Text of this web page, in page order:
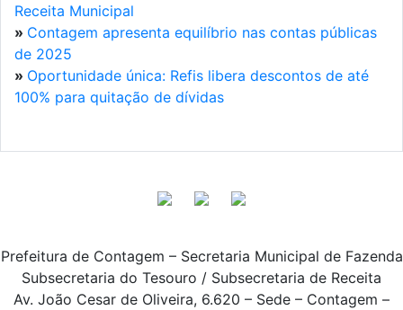
Receita Municipal
» Contagem apresenta equilíbrio nas contas públicas
de 2025
» Oportunidade única: Refis libera descontos de até
100% para quitação de dívidas
Prefeitura de Contagem – Secretaria Municipal de Fazenda
Subsecretaria do Tesouro / Subsecretaria de Receita
Av. João Cesar de Oliveira, 6.620 – Sede – Contagem –